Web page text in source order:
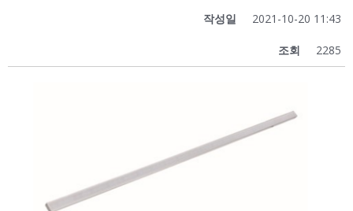
작성일 2021-10-20 11:43
조회 2285